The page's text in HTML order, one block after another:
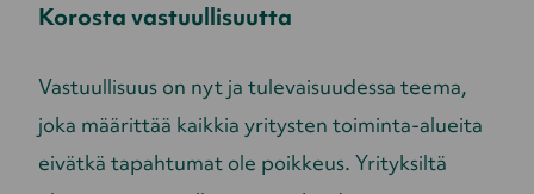
Korosta vastuullisuutta
Vastuullisuus on nyt ja tulevaisuudessa teema,
joka määrittää kaikkia yritysten toiminta-alueita
eivätkä tapahtumat ole poikkeus. Yrityksiltä